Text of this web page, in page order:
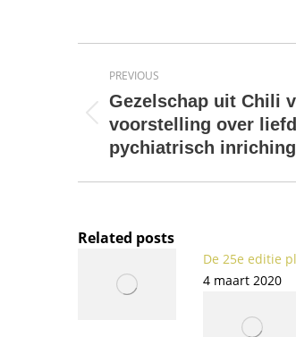
navigation
PREVIOUS
Previous
post:
Gezelschap uit Chili
voorstelling over
pychiatrisch
Related posts
De 25e editie
4 maart 2020